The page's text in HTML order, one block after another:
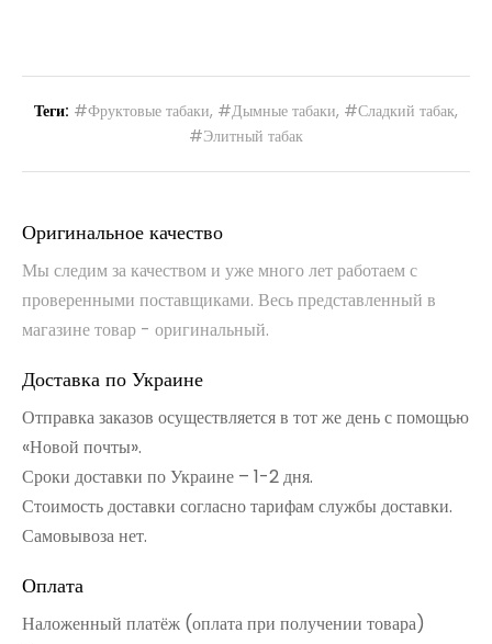
Теги: #Фруктовые табаки, #Дымные табаки, #Сладкий табак,
#Элитный табак
Оригинальное качество
Мы следим за качеством и уже много лет работаем с
проверенными поставщиками. Весь представленный в
магазине товар - оригинальный.
Доставка по Украине
Отправка заказов осуществляется в тот же день с помощью
«Новой почты».
Сроки доставки по Украине – 1-2 дня.
Стоимость доставки согласно тарифам службы доставки.
Самовывоза нет.
Оплата
Наложенный платёж (оплата при получении товара)